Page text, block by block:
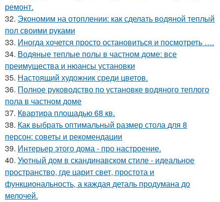
ремонт.
32. Экономим на отоплении: как сделать водяной теплый
пол своими руками
33. Иногда хочется просто остановиться и посмотреть ….
34. Водяные теплые полы в частном доме: все
преимущества и нюансы установки
35. Настоящий художник среди цветов.
36. Полное руководство по установке водяного теплого
пола в частном доме
37. Квартира площадью 68 кв.
38. Как выбрать оптимальный размер стола для 8
персон: советы и рекомендации
39. Интерьер этого дома - про настроение.
40. Уютный дом в скандинавском стиле - идеальное
пространство, где царит свет, простота и
функциональность, а каждая деталь продумана до
мелочей.